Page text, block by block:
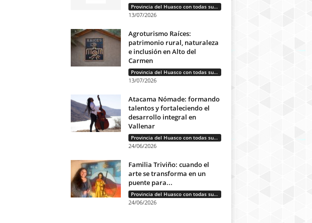
Provincia del Huasco con todas sus letras: Historias que unen cultura, diversidad e identidad
13/07/2026
Agroturismo Raíces:
patrimonio rural, naturaleza
e inclusión en Alto del
Carmen
Provincia del Huasco con todas sus letras: Historias que unen cultura, diversidad e identidad
13/07/2026
Atacama Nómade: formando
talentos y fortaleciendo el
desarrollo integral en
Vallenar
Provincia del Huasco con todas sus letras: Historias que unen cultura, diversidad e identidad
24/06/2026
Familia Triviño: cuando el
arte se transforma en un
puente para...
Provincia del Huasco con todas sus letras: Historias que unen cultura, diversidad e identidad
24/06/2026